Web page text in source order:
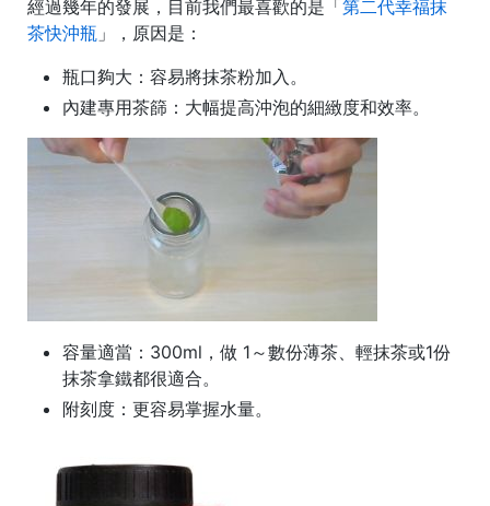
經過幾年的發展，目前我們最喜歡的是「第二代幸福抹
茶快沖瓶 」，原因是：
瓶口夠大 ：容易將抹茶粉加入。
內建專用茶篩 ：大幅提高沖泡的細緻度和效率。
容量適當 ：300ml，做 1～數份薄茶、輕抹茶或1份
抹茶拿鐵都很適合。
附刻度 ：更容易掌握水量。